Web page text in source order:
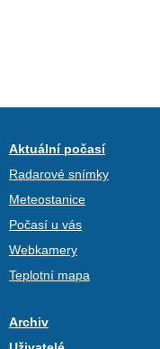
Aktuální počasí
Radarové snímky
Meteostanice
Počasí u vás
Webkamery
Teplotní mapa
Archiv